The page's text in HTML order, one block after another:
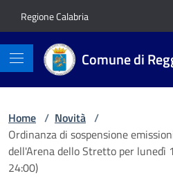
Regione Calabria
Comune di
Home / Novità /
Ordinanza di sospensione
dell'Arena dello Stretto per lunedì
24:00)